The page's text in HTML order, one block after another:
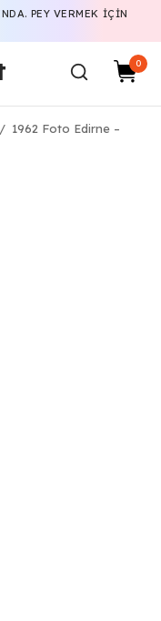
PEY VERMEK IÇIN
0
/ 1962 Foto Edirne –